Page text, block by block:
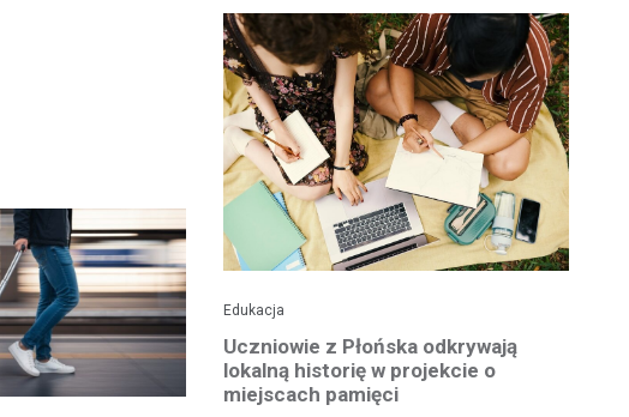
pomnika
Edukacja
Uczniowie z Płońska odkrywają
lokalną historię w projekcie o
miejscach pamięci